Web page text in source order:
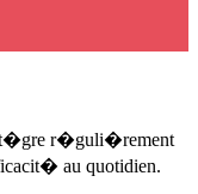
r�guli�rement
au quotidien.